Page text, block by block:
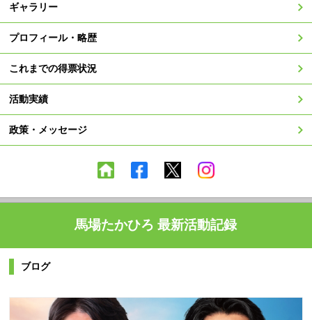
ギャラリー
プロフィール・略歴
これまでの得票状況
活動実績
政策・メッセージ
馬場たかひろ 最新活動記録
ブログ